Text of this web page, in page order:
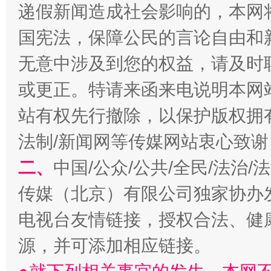
受贿1.44亿！段成刚被判无期 从幼
递假新闻造成社会影响的，本
国宪法，保障公民的言论自由
无意中涉及到您的权益，请及
或更正。特请来函来电说明本
站有权先行撤除，以保护版权
法制/新闻网等传媒网站衷心致
二、 中国/公众/公共/全民/法治/
传媒（北京）有限公司独家协
电视台友情链接，授权合法、
源，并可添加相应链接。